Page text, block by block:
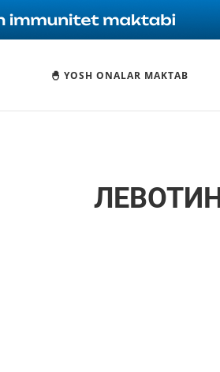
🐣 YOSH ONALAR MAKTAB
ЛЕВОТИН